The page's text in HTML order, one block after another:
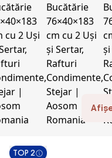
TOP 2